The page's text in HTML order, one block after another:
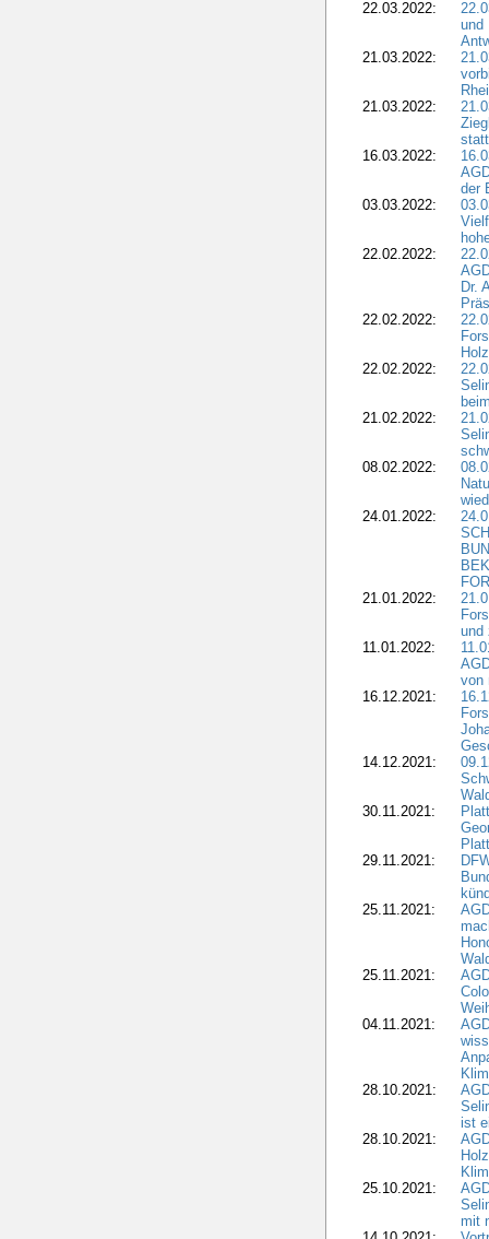
22.03.2022:
und
21.03.2022:
21.03.2022:
16.03.2022:
der
03.03.2022:
22.02.2022:
Dr.
22.02.2022:
22.02.2022:
21.02.2022:
08.02.2022:
24.01.2022:
21.01.2022:
und
11.01.2022:
von
16.12.2021:
14.12.2021:
30.11.2021:
29.11.2021:
25.11.2021:
25.11.2021:
04.11.2021:
28.10.2021:
ist
28.10.2021:
25.10.2021:
mit